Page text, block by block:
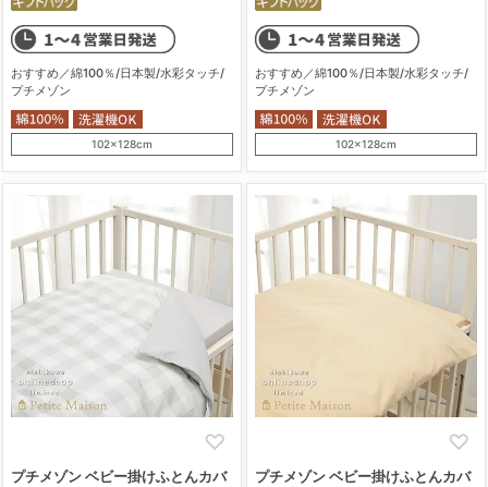
おすすめ／綿100％/日本製/水彩タッチ/
プチメゾン
102×128cm
おすすめ／綿100％/日本製/水彩タッチ/
プチメゾン
102×128cm
プチメゾン ベビー掛けふとんカバ
プチメゾン ベビー掛けふとんカバ